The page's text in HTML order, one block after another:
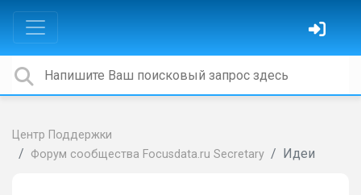
Центр Поддержки
Форум сообщества Focusdata.ru Secretary
Идеи